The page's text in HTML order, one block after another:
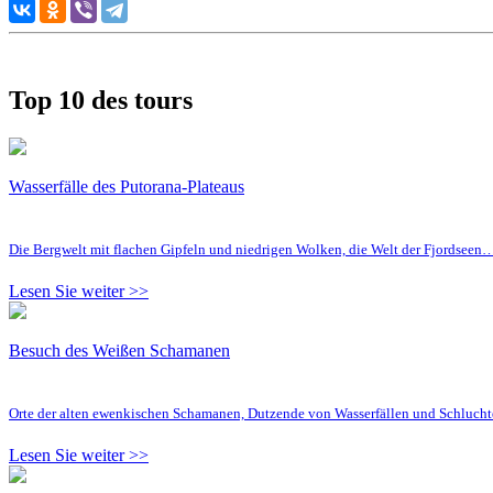
Top 10 des tours
Wasserfälle des Putorana-Plateaus
Die Bergwelt mit flachen Gipfeln und niedrigen Wolken, die Welt der Fjordseen…
Lesen Sie weiter >>
Besuch des Weißen Schamanen
Orte der alten ewenkischen Schamanen, Dutzende von Wasserfällen und
Lesen Sie weiter >>